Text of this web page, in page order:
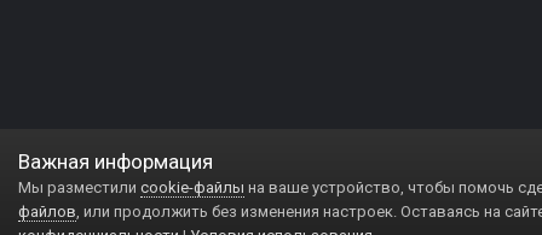
Важная информация
Мы разместили cookie-файлы на ваше устройство, чтобы помочь
файлов, или продолжить без изменения настроек. Оставаясь на